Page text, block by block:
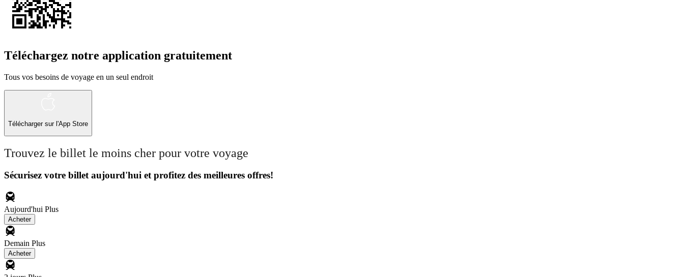
Téléchargez notre application gratuitement
Tous vos besoins de voyage en un seul endroit
Télécharger sur l'App Store
Trouvez le billet le moins cher pour votre voyage
Sécurisez votre billet aujourd'hui et profitez des meilleures offres!
Aujourd'hui Plus
Acheter
Demain Plus
Acheter